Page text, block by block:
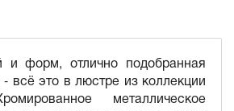
и форм, отлично подобранная
всё это в люстре из коллекции
металлическое